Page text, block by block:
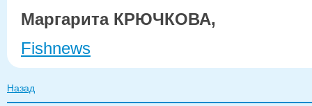
Маргарита КРЮЧКОВА,
Fishnews
Назад